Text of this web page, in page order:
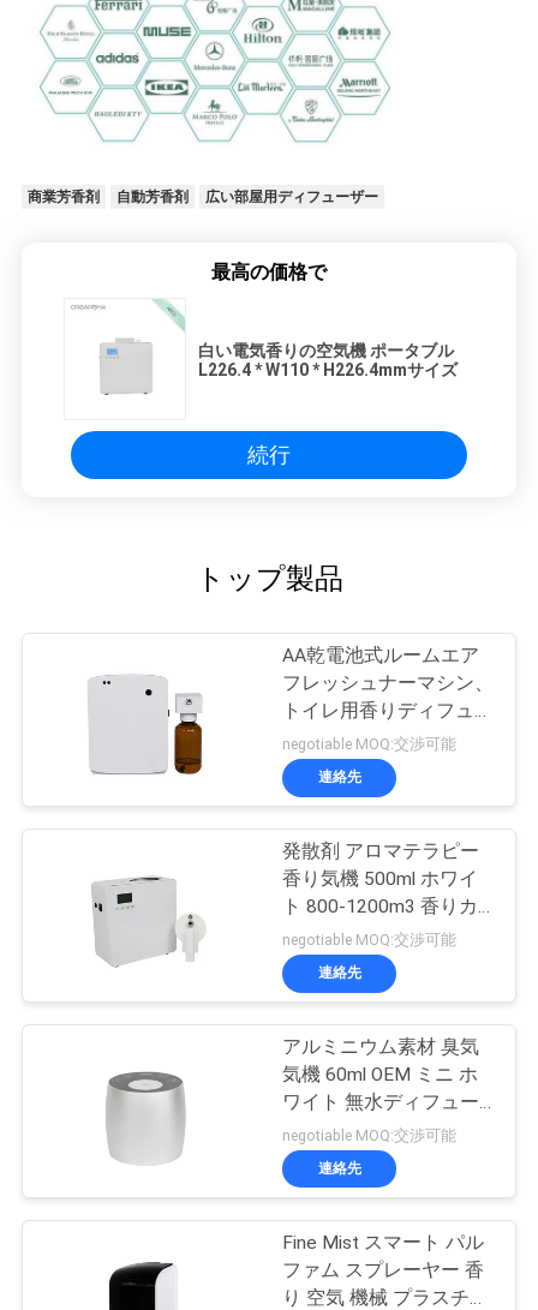
商業芳香剤 自動芳香剤 広い部屋用ディフューザー
最高の価格で
白い電気香りの空気機 ポータブル
L226.4 * W110 * H226.4mmサイズ
続行
トップ製品
AA乾電池式ルームエア
フレッシュナーマシン、
トイレ用香りディフュー
ザーマシン
negotiable MOQ:交渉可能
連絡先
発散剤 アロマテラピー
香り気機 500ml ホワイ
ト 800-1200m3 香りカ
バー
negotiable MOQ:交渉可能
連絡先
アルミニウム素材 臭気
気機 60ml OEM ミニ ホ
ワイト 無水ディフュー
ザー
negotiable MOQ:交渉可能
連絡先
Fine Mist スマート パル
ファム スプレーヤー 香
り 空気 機械 プラスチッ